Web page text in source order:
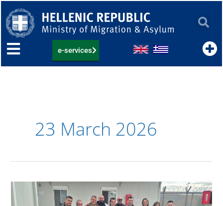
to
content
e-services
23 March 2026
Επίσκεψη
Υπουργού